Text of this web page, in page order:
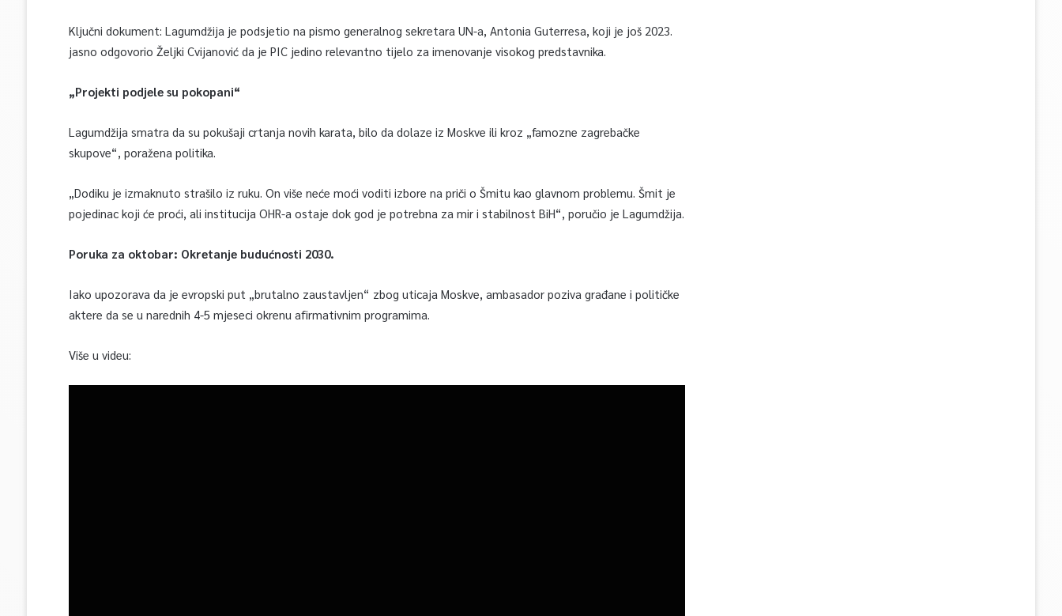
Ključni dokument: Lagumdžija je podsjetio na pismo generalnog sekretara UN-a, Antonia Guterresa, koji je još 2023.
jasno odgovorio Željki Cvijanović da je PIC jedino relevantno tijelo za imenovanje visokog predstavnika.
„Projekti podjele su pokopani“
Lagumdžija smatra da su pokušaji crtanja novih karata, bilo da dolaze iz Moskve ili kroz „famozne zagrebačke
skupove“, poražena politika.
„Dodiku je izmaknuto strašilo iz ruku. On više neće moći voditi izbore na priči o Šmitu kao glavnom problemu. Šmit je
pojedinac koji će proći, ali institucija OHR-a ostaje dok god je potrebna za mir i stabilnost BiH“, poručio je Lagumdžija.
Poruka za oktobar: Okretanje budućnosti 2030.
Iako upozorava da je evropski put „brutalno zaustavljen“ zbog uticaja Moskve, ambasador poziva građane i političke
aktere da se u narednih 4-5 mjeseci okrenu afirmativnim programima.
Više u videu: